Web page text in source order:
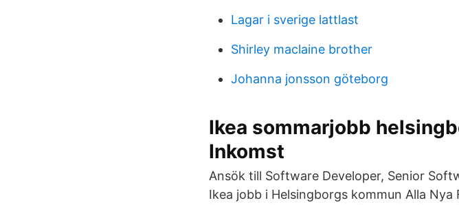
Lagar i sverige lattlast
Shirley maclaine brother
Johanna jonsson göteborg
Ikea sommarjobb
Inkomst
Ansök till Software Developer, Senior
Ikea jobb i Helsingborgs kommun Alla